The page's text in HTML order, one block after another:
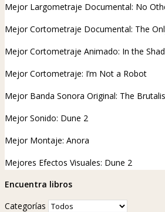
Mejor Largometraje Documental: No
Mejor Cortometraje Documental: The
Mejor Cortometraje Animado: In the
Mejor Cortometraje: I’m Not a Robot
Mejor Banda Sonora Original: The
Mejor Sonido: Dune 2
Mejor Montaje: Anora
Mejores Efectos Visuales: Dune 2
Encuentra libros
Categorías